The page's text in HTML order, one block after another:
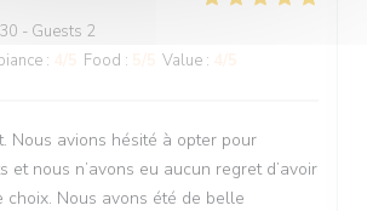
- Guests 2
: Food : Value :
Nous avions hésité à opter pour
et nous n’avons eu aucun regret d’avoir
choix. Nous avons été de belle